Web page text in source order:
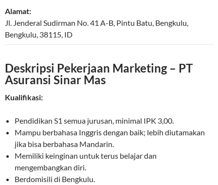
Alamat:
Jl. Jenderal Sudirman No. 41 A-B, Pintu Batu, Bengkulu,
Bengkulu, 38115, ID
Deskripsi Pekerjaan Marketing – PT
Asuransi Sinar Mas
Kualifikasi:
Pendidikan S1 semua jurusan, minimal IPK 3,00.
Mampu berbahasa Inggris dengan baik; lebih diutamakan
jika bisa berbahasa Mandarin.
Memiliki keinginan untuk terus belajar dan
mengembangkan diri.
Berdomisili di Bengkulu.